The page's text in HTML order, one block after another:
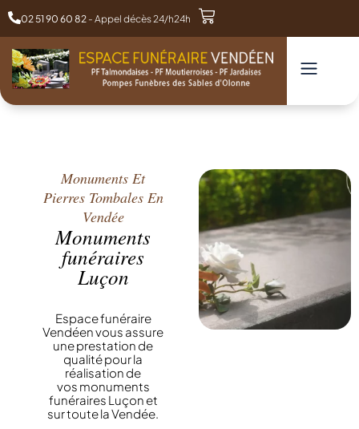
02 51 90 60 82 - Appel décès 24/h24h
Monuments Et
Pierres Tombales En
Vendée
Monuments
funéraires
Luçon
Espace funéraire
Vendéen vous assure
une prestation de
qualité pour la
réalisation de
vos monuments
funéraires Luçon et
sur toute la Vendée.